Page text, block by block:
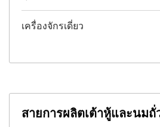
เครื่องจักรเดี่ยว
สายการผลิตเต้าหู้และนมถั่